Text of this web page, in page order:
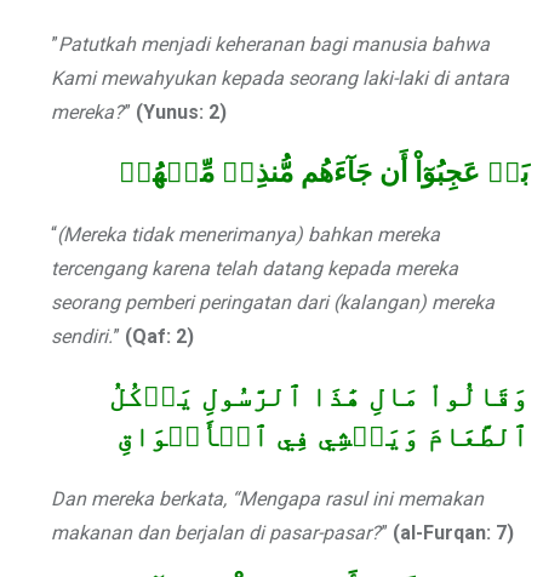
”Patutkah menjadi keheranan bagi manusia bahwa
Kami mewahyukan kepada seorang laki-laki di antara
mereka?” (Yunus: 2)
بَلۡ عَجِبُوٓاْ أَن جَآءَهُم مُّنذِرٞ مِّنۡهُمۡ
“(Mereka tidak menerimanya) bahkan mereka
tercengang karena telah datang kepada mereka
seorang pemberi peringatan dari (kalangan) mereka
sendiri.” (Qaf: 2)
وَقَالُواْ مَالِ هَٰذَا ٱلرَّسُولِ يَأۡكُلُ
ٱلطَّعَامَ وَيَمۡشِي فِي ٱلۡأَسۡوَاقِ
Dan mereka berkata, “Mengapa rasul ini memakan
makanan dan berjalan di pasar-pasar?” (al-Furqan: 7)